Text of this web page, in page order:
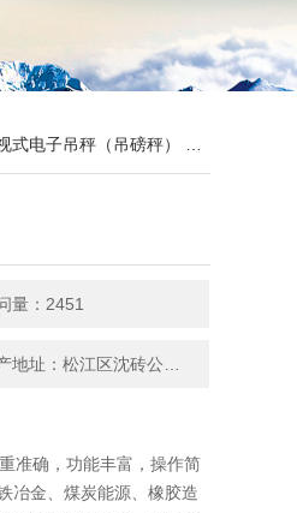
式电子吊秤（吊磅秤）
量：2451
准确，功能丰富，操作简
冶金、煤炭能源、橡胶造